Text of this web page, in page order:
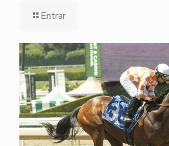
Entrar